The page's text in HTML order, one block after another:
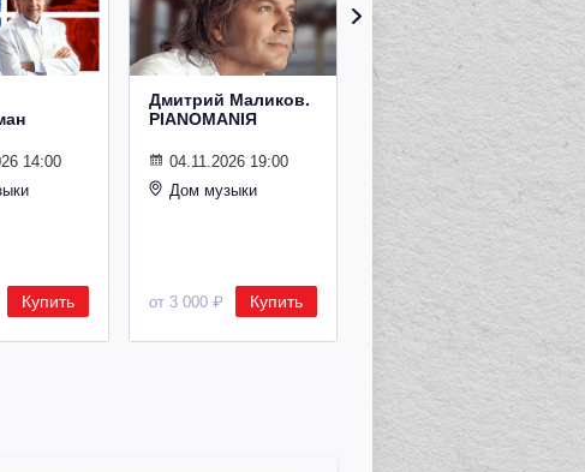
14:00
Купить
Дмитрий Маликов.
PIANOMANIЯ
04.11.2026 19:00
Дом музыки
от 3 000 ₽ Купить
Рождественский
концерт
Владимира
Спивакова
24.12.2026 19:00
Дом музыки
от 8 500 ₽ Купить